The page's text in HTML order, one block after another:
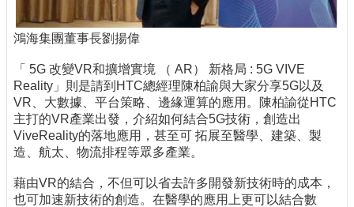
鴻海集團董事長劉揚偉
「 5G 改變VR和擴增實境 （ AR） 新格局 : 5G VIVE
Reality」則是請到HTC總經理陳柏諭與大家分享5G以及
VR、大數據、平台策略、邊緣運算的應用。陳柏諭從HTC
主打的VR產業出發，介紹如何結合5G技術，創造出
ViveReality的落地應用，甚至可 拓展至醫學、建築、製
造、航太、物流排程等眾多產業。
藉由VR的結合，不但可以省去許多開發新技術時的成本，
也可加速新技術的創造。在醫學的應用上更可以結合數